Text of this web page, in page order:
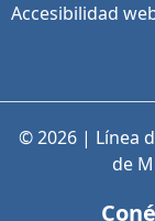
Accesibilidad
© 2026 | Línea
de